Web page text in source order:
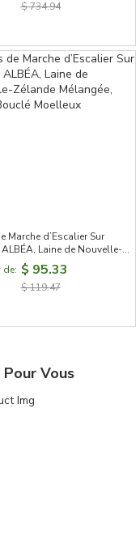
$ 734.94
Marche d’Escalier Sur
ALBÉA, Laine de Nouvelle-
Mélangée, Relief Bouclé
de: $ 95.33
$ 119.47
Vous